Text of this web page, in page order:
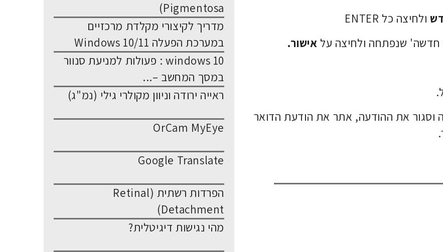
ולחיצה כל ENTER
חדשה' שנפתחה ולחיצה על אישור.
וסגור את ההודעה, אתר את הודעת הדואר
Pigmentosa)
מדריך לקיצורי מקלדת מרכזיים
במערכת הפעלה Windows 10/11
windows 10 : פעולות למניעת סנוור
במסך המחשב –...
ראייה ירודה וניוון מקולרי גילי (נמ"ג)
OrCam MyEye
Google Translate
הפרדות רשתית (Retinal
Detachment)
מהי נגישות דיגיטלית?